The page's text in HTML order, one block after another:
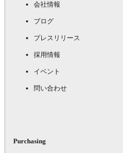
会社情報
ブログ
プレスリリース
採用情報
イベント
問い合わせ
Purchasing